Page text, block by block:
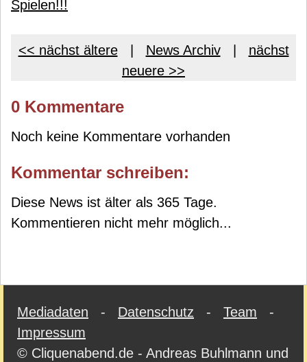
Spielen!!!
<< nächst ältere| News Archiv| nächst
neuere >>
0 Kommentare
Noch keine Kommentare vorhanden
Kommentar schreiben:
Diese News ist älter als 365 Tage.
Kommentieren nicht mehr möglich...
Mediadaten - Datenschutz - Team -
Impressum
© Cliquenabend.de - Andreas Buhlmann und